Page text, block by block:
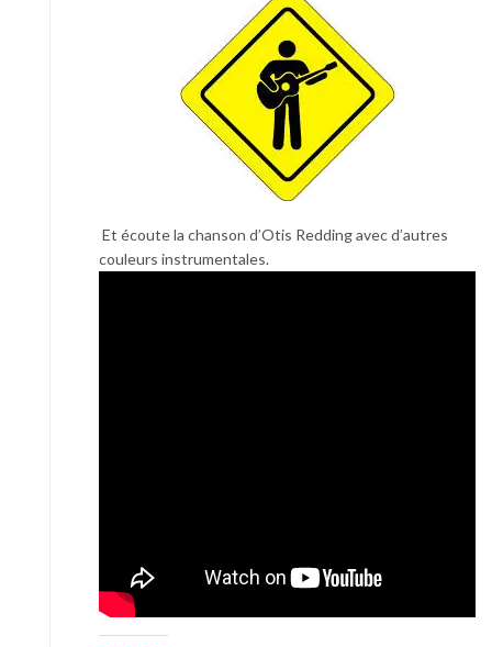
Et écoute la chanson d’Otis Redding avec d’autres
couleurs instrumentales.